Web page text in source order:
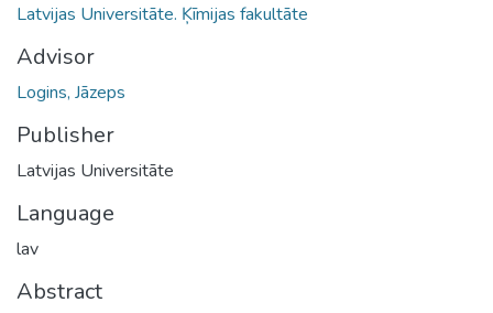
Latvijas Universitāte. Ķīmijas fakultāte
Advisor
Logins, Jāzeps
Publisher
Latvijas Universitāte
Language
lav
Abstract